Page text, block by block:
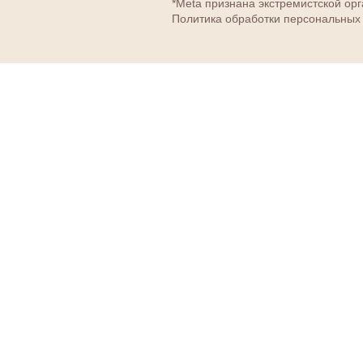
*Meta признана экстремистской
Политика обработки